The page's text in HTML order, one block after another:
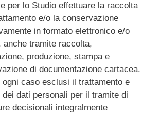
per lo Studio effettuare la raccolta
e/o la conservazione
in formato elettronico e/o
anche tramite raccolta,
produzione, stampa e
di documentazione cartacea.
ogni caso esclusi il trattamento e
dei dati personali per il tramite di
decisionali integralmente